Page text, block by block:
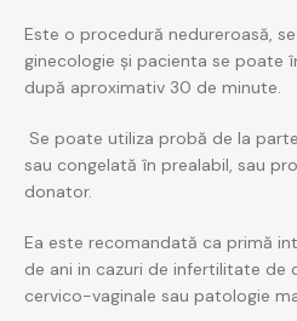
Este o procedură nedureroasă,
ginecologie și pacienta se poate
după aproximativ 30 de minute.
Se poate utiliza probă de la
sau congelată în prealabil, sau
donator.
Ea este recomandată ca primă
de ani in cazuri de infertilitate de
cervico-vaginale sau patologie